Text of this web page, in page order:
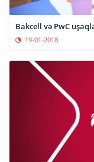
Bakcell və PwC
19-01-2018